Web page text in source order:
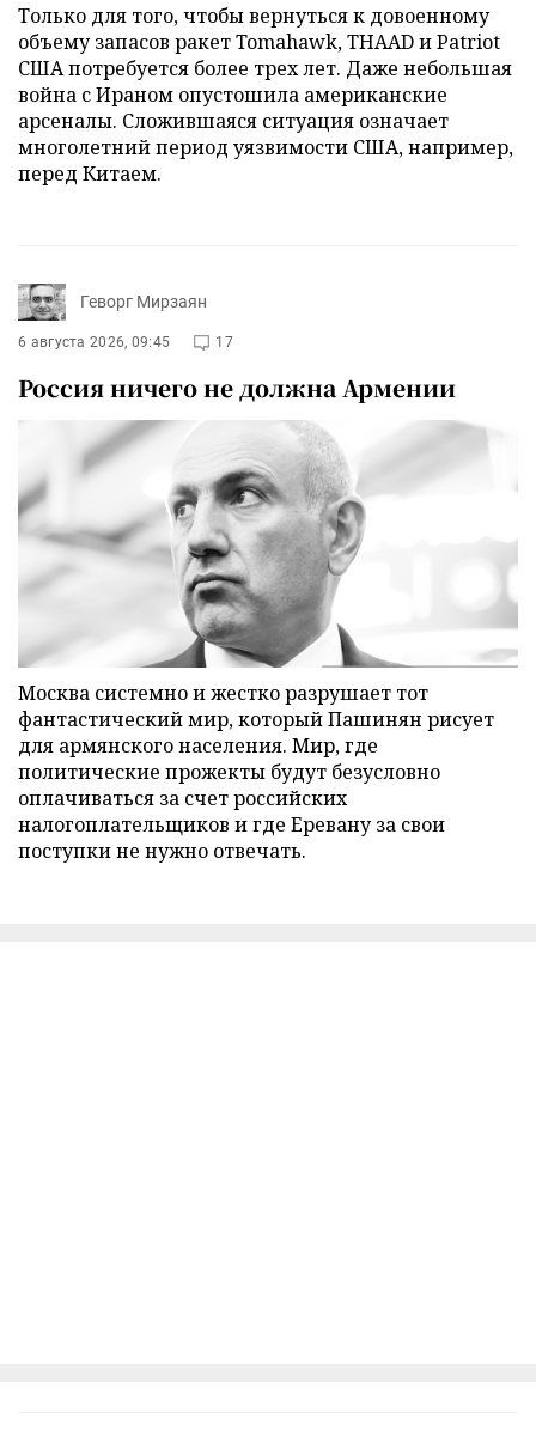
Только для того, чтобы вернуться к довоенному
объему запасов ракет Tomahawk, THAAD и Patriot
США потребуется более трех лет. Даже небольшая
война с Ираном опустошила американские
арсеналы. Сложившаяся ситуация означает
многолетний период уязвимости США, например,
перед Китаем.
Геворг Мирзаян
6 августа 2026, 09:45 17
Россия ничего не должна Армении
Москва системно и жестко разрушает тот
фантастический мир, который Пашинян рисует
для армянского населения. Мир, где
политические прожекты будут безусловно
оплачиваться за счет российских
налогоплательщиков и где Еревану за свои
поступки не нужно отвечать.